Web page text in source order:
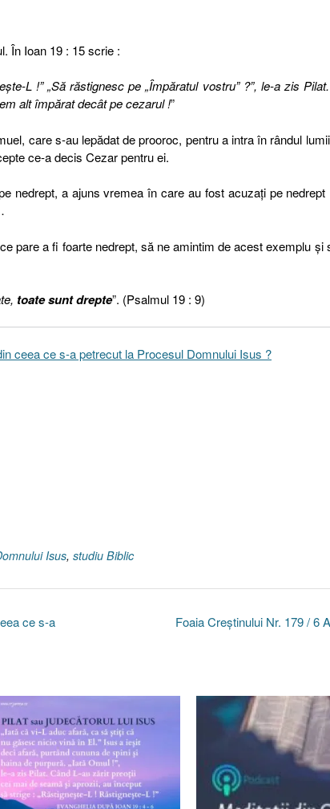
În Ioan 19 : 15 scrie :
L !” „Să răstignesc pe „Împăratul vostru” ?”, le-a zis
alt împărat decât pe cezarul !”
care s-au lepădat de prooroc, pentru a intra în rândul
ce-a decis Cezar pentru ei.
nedrept, a ajuns vremea în care au fost acuzaţi pe
pare a fi foarte nedrept, să ne amintim de acest exemplu şi
toate sunt drepte”. (Psalmul 19 : 9)
ceea ce s-a petrecut la Procesul Domnului Isus ?
Isus, studiu Biblic
Foaia Creştinului Nr. 179 / 6
ce s-a